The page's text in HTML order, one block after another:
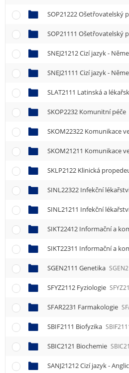
SOP21222 Ošetřovatelský
SOP21111 Ošetřovatelský
SNEJ21212 Cizí jazyk -
SNEJ21111 Cizí jazyk -
SLAT2111 Latinská a
SKOP2232 Komunitní péče
SKOM22322 Komunikace
SKOM21211 Komunikace
SKLP2122 Klinická
SINL22322 Infekční
SINL21211 Infekční
SGEN2111 Genetika
SFYZ2112 Fyziologie
SFAR2231 Farmakologie
SBIF2111 Biofyzika
SBIC2121 Biochemie
SANJ21212 Cizí jazyk -